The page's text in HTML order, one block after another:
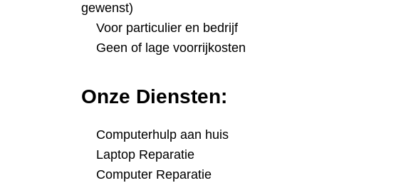
gewenst)
Voor particulier en bedrijf
Geen of lage voorrijkosten
Onze Diensten:
Computerhulp aan huis
Laptop Reparatie
Computer Reparatie